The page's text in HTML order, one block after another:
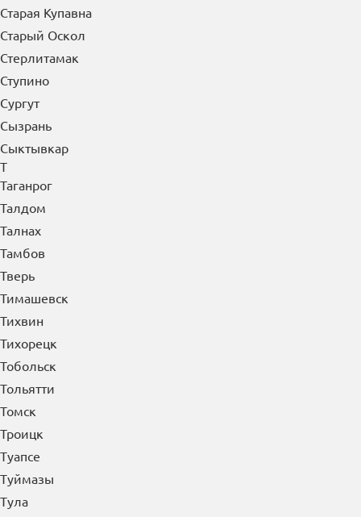
Старая Купавна
Старый Оскол
Стерлитамак
Ступино
Сургут
Сызрань
Сыктывкар
Т
Таганрог
Талдом
Талнах
Тамбов
Тверь
Тимашевск
Тихвин
Тихорецк
Тобольск
Тольятти
Томск
Троицк
Туапсе
Туймазы
Тула